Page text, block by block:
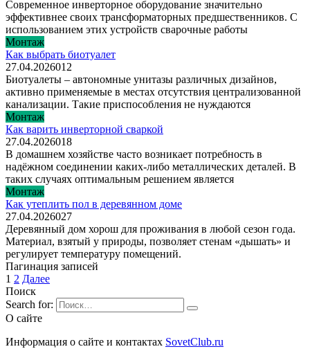
Современное инверторное оборудование значительно
эффективнее своих трансформаторных предшественников. С
использованием этих устройств сварочные работы
Монтаж
Как выбрать биотуалет
27.04.2026012
Биотуалеты – автономные унитазы различных дизайнов,
активно применяемые в местах отсутствия централизованной
канализации. Такие приспособления не нуждаются
Монтаж
Как варить инверторной сваркой
27.04.2026018
В домашнем хозяйстве часто возникает потребность в
надёжном соединении каких-либо металлических деталей. В
таких случаях оптимальным решением является
Монтаж
Как утеплить пол в деревянном доме
27.04.2026027
Деревянный дом хорош для проживания в любой сезон года.
Материал, взятый у природы, позволяет стенам «дышать» и
регулирует температуру помещений.
Пагинация записей
1 2 Далее
Поиск
Search for:
О сайте
Информация о сайте и контактах SovetClub.ru